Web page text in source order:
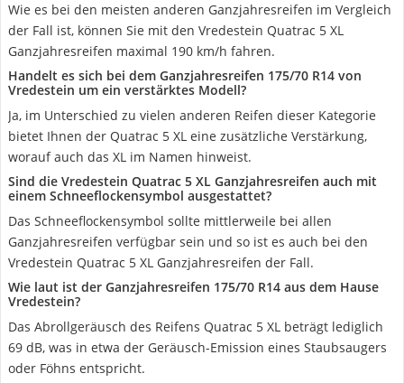
Wie es bei den meisten anderen Ganzjahresreifen im Vergleich
der Fall ist, können Sie mit den Vredestein Quatrac 5 XL
Ganzjahresreifen maximal 190 km/h fahren.
Handelt es sich bei dem Ganzjahresreifen 175/70 R14 von
Vredestein um ein verstärktes Modell?
Ja, im Unterschied zu vielen anderen Reifen dieser Kategorie
bietet Ihnen der Quatrac 5 XL eine zusätzliche Verstärkung,
worauf auch das XL im Namen hinweist.
Sind die Vredestein Quatrac 5 XL Ganzjahresreifen auch mit
einem Schneeflockensymbol ausgestattet?
Das Schneeflockensymbol sollte mittlerweile bei allen
Ganzjahresreifen verfügbar sein und so ist es auch bei den
Vredestein Quatrac 5 XL Ganzjahresreifen der Fall.
Wie laut ist der Ganzjahresreifen 175/70 R14 aus dem Hause
Vredestein?
Das Abrollgeräusch des Reifens Quatrac 5 XL beträgt lediglich
69 dB, was in etwa der Geräusch-Emission eines Staubsaugers
oder Föhns entspricht.